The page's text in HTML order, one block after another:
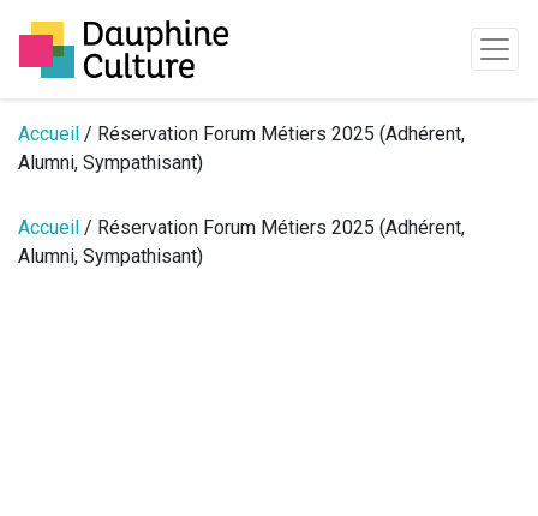
Passer au contenu
Accueil / Réservation Forum Métiers 2025 (Adhérent,
Alumni, Sympathisant)
Accueil / Réservation Forum Métiers 2025 (Adhérent,
Alumni, Sympathisant)